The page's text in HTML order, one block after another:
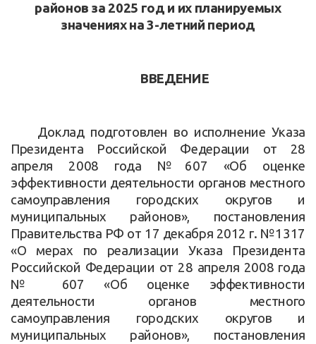
районов за 2025 год и их планируемых
значениях на 3-летний период
ВВЕДЕНИЕ
Доклад подготовлен во исполнение Указа
Президента Российской Федерации от 28
апреля 2008 года №607 «Об оценке
эффективности деятельности органов местного
самоуправления городских округов и
муниципальных районов», постановления
Правительства РФ от 17 декабря 2012 г. №1317
«О мерах по реализации Указа Президента
Российской Федерации от 28 апреля 2008 года
№ 607 «Об оценке эффективности
деятельности органов местного
самоуправления городских округов и
муниципальных районов», постановления